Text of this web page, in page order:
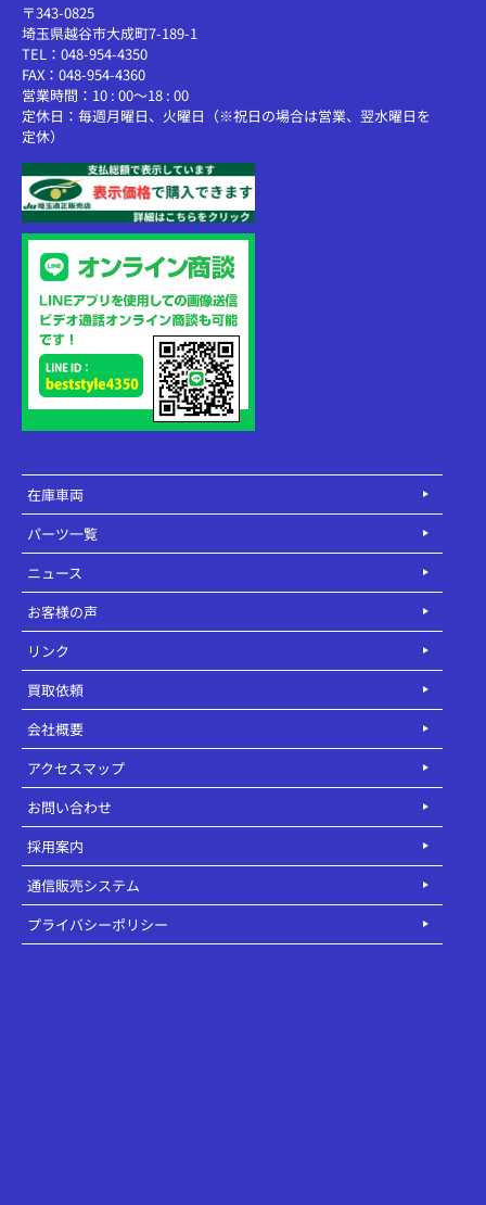
〒343-0825
埼玉県越谷市大成町7-189-1
TEL：048-954-4350
FAX：048-954-4360
営業時間：10 : 00～18 : 00
定休日：毎週月曜日、火曜日（※祝日の場合は営業、翌水曜日を
定休）
在庫車両
パーツ一覧
ニュース
お客様の声
リンク
買取依頼
会社概要
アクセスマップ
お問い合わせ
採用案内
通信販売システム
プライバシーポリシー